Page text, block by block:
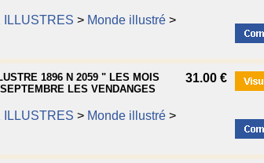
ILLUSTRES > Monde illustré>
1896 N 2059 " LES MOIS
LES VENDANGES
ILLUSTRES > Monde illustré>
31.00 €